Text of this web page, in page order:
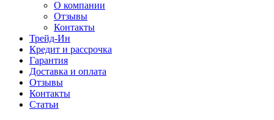
О компании
Отзывы
Контакты
Трейд-Ин
Кредит и рассрочка
Гарантия
Доставка и оплата
Отзывы
Контакты
Статьи